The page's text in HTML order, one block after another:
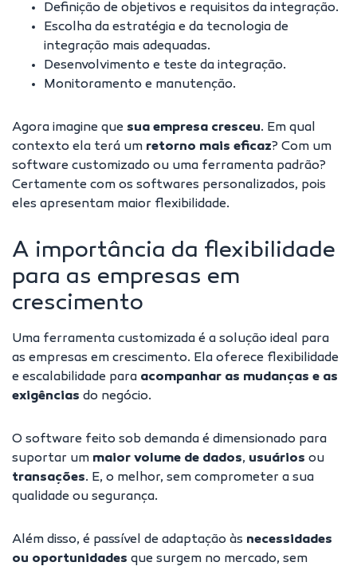
Definição de objetivos e requisitos da integração.
Escolha da estratégia e da tecnologia de
integração mais adequadas.
Desenvolvimento e teste da integração.
Monitoramento e manutenção.
Agora imagine que sua empresa cresceu. Em qual
contexto ela terá um retorno mais eficaz? Com um
software customizado ou uma ferramenta padrão?
Certamente com os softwares personalizados, pois
eles apresentam maior flexibilidade.
A importância da flexibilidade
para as empresas em
crescimento
Uma ferramenta customizada é a solução ideal para
as empresas em crescimento. Ela oferece flexibilidade
e escalabilidade para acompanhar as mudanças e as
exigências do negócio.
O software feito sob demanda é dimensionado para
suportar um maior volume de dados, usuários ou
transações. E, o melhor, sem comprometer a sua
qualidade ou segurança.
Além disso, é passível de adaptação às necessidades
ou oportunidades que surgem no mercado, sem